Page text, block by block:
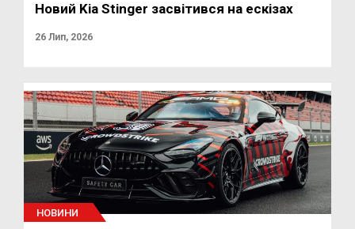
Новий Kia Stinger засвітився на ескізах
26 Лип, 2026
НОВИНИ